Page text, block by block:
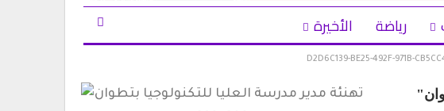
رياضة الأخيرة
D2D6C139-BE25-492F-971B-